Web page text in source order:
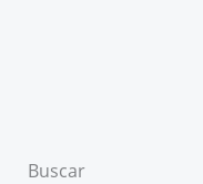
Buscar